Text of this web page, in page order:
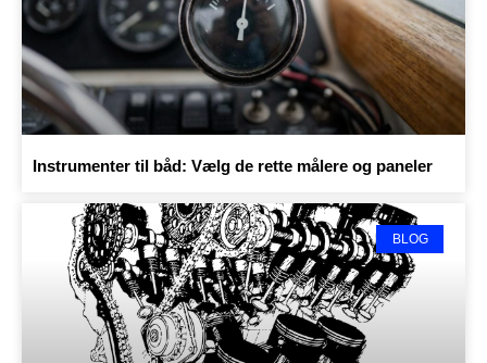
Instrumenter til båd: Vælg de rette målere og paneler
BLOG